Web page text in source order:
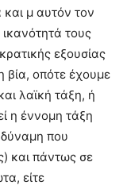
μ αυτόν τον
τους
εξουσίας
βία, οπότε έχουμε
λαϊκή τάξη, ή
η έννομη τάξη
δύναμη που
και πάντως σε
είτε